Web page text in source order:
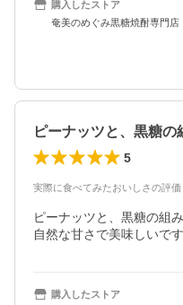
購入したストア
奄美のめぐみ黒糖焼酎専門店
5
実際に食べてみたおいしさの評価
ピーナッツと、黒糖の組
自然な甘さで美味しいです
購入したストア